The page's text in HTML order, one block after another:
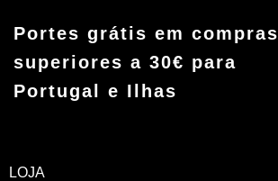
Portes grátis em compras
superiores a 30€ para
Portugal e Ilhas
LOJA